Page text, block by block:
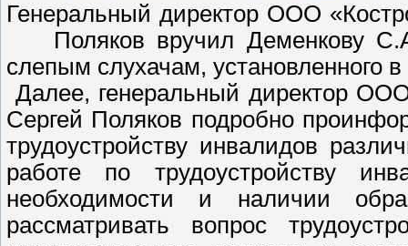
Генеральный директор ООО
Поляков вручил Деменкову
слепым слухачам, установленного в
Далее, генеральный директор
Сергей Поляков подробно
трудоустройству инвалидов
работе по трудоустройству
необходимости и наличии
рассматривать вопрос